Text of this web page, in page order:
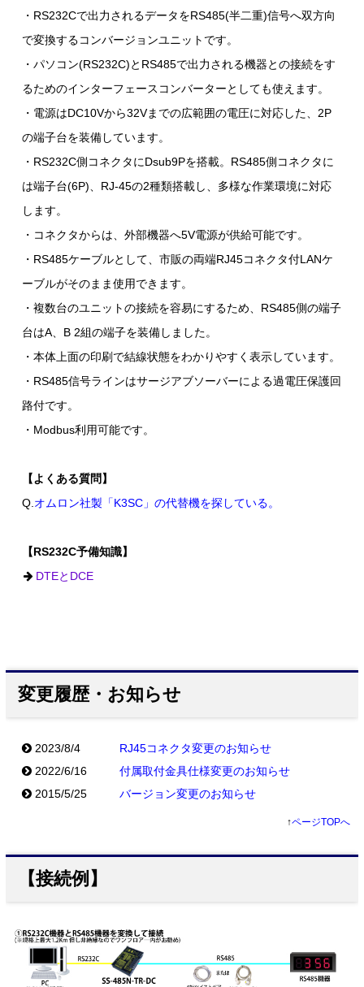
・RS232Cで出力されるデータをRS485(半二重)信号へ双方向
で変換するコンバージョンユニットです。
・パソコン(RS232C)とRS485で出力される機器との接続をす
るためのインターフェースコンバーターとしても使えます。
・電源はDC10Vから32Vまでの広範囲の電圧に対応した、2P
の端子台を装備しています。
・RS232C側コネクタにDsub9Pを搭載。RS485側コネクタに
は端子台(6P)、RJ-45の2種類搭載し、多様な作業環境に対応
します。
・コネクタからは、外部機器へ5V電源が供給可能です。
・RS485ケーブルとして、市販の両端RJ45コネクタ付LANケ
ーブルがそのまま使用できます。
・複数台のユニットの接続を容易にするため、RS485側の端子
台はA、B 2組の端子を装備しました。
・本体上面の印刷で結線状態をわかりやすく表示しています。
・RS485信号ラインはサージアブソーバーによる過電圧保護回
路付です。
・Modbus利用可能です。
【よくある質問】
Q.オムロン社製「K3SC」の代替機を探している。
【RS232C予備知識】
DTEとDCE
変更履歴・お知らせ
2023/8/4
RJ45コネクタ変更のお知らせ
2022/6/16
付属取付金具仕様変更のお知らせ
2015/5/25
バージョン変更のお知らせ
↑ページTOPへ
【接続例】